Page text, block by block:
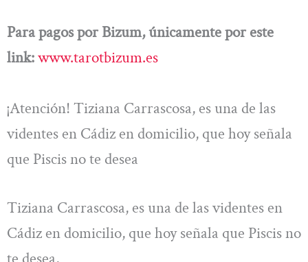
Para pagos por Bizum, únicamente por este
link:www.tarotbizum.es
¡Atención! Tiziana Carrascosa, es una de las
videntes en Cádiz en domicilio, que hoy señala
que Piscis no te desea
Tiziana Carrascosa, es una de las videntes en
Cádiz en domicilio, que hoy señala que Piscis no